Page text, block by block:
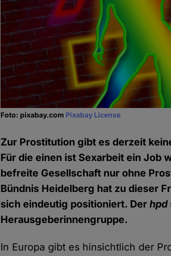
Foto: pixabay.com Pixabay License
Zur Prostitution gibt es derzeit
Für die einen ist Sexarbeit ein Job
befreite Gesellschaft nur ohne
Bündnis Heidelberg hat zu dieser
sich eindeutig positioniert. Derhpd
Herausgeberinnengruppe.
In Europa gibt es hinsichtlich der